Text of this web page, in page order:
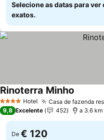
Selecione as datas para ver
exatos.
4 EstrelasHotel Casa de fazenda
Rinoterra Minho
9,8 Excelente 452 a 3.6 km
De € 120